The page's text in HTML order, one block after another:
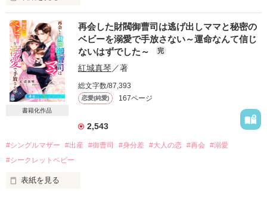
ひょんなことから3年越しに日華と再会。
しかも彼と同居することに――。
☀︎┈┈┈┈┈┈┈┈┈┈┈┈┈┈┈☽
初心で一途なシングルマザー
加賀美 月(ｶｶﾞﾐ ｱｶﾘ)
陽生 日華(ﾋﾅｾ ﾆﾁｶ)
ひとりで必死に育ててきた息子が三歳になった頃。
決して裕福とは言えないが
分相応で平和な暮らしをしていた私たちの前に
突然、子どもの父親が現れた。
「俺の息子だな？」
私たち母子ふたりの生活を調べ上げ、
勝手にDNA鑑定まで済ませた横暴な御曹司は
書籍化作品
再会した財閥御曹司は逃げ出しママと秘密の
ベビーを溺愛で手放さない～運命なんて信じ
ないはずでした～
完
紅城真琴／著
総文字数/87,393
恋愛(純愛) 167ページ
2,543
#シングルマザー #出産 #御曹司 #身分差 #大人の恋 #再会 #溺愛
#シークレットベビー
表紙を見る